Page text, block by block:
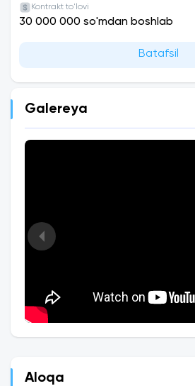
Kontrakt to'lovi
30 000 000 so'mdan boshlab
Batafsil
Galereya
Aloqa